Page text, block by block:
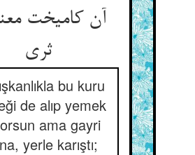
آن کامیخت
bu kuru
de alıp yemek
ama gayri
yerle karıştı;